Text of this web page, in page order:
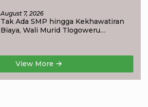
August 7, 2026
Tak Ada SMP hingga Kekhawatiran
Biaya, Wali Murid Tlogoweru
View More